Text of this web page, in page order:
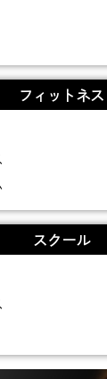
フィットネス
スクール